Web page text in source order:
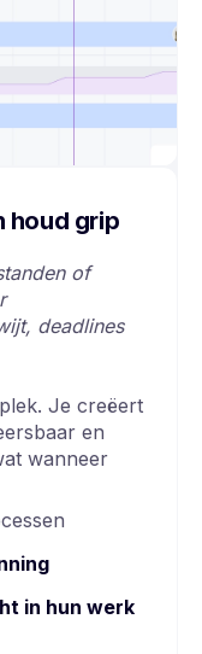
houd grip
of
deadlines
Je creëert
en
wanneer
in hun werk